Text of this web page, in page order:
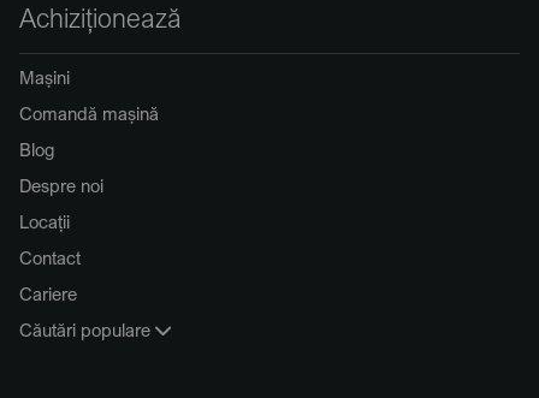
Achiziționează
Mașini
Comandă mașină
Blog
Despre noi
Locații
Contact
Cariere
Căutări populare